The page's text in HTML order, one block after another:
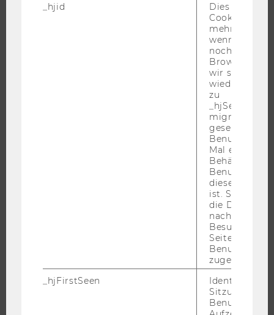
_hjid
Dies ist ein
Cookie, das
mehr setzen,
wenn ein
noch in
Browser hat,
wir seinen
zu
migrieren.
gesetzt,
Benutzer
Mal eine
Behält die
Benutzer-ID
diese Seite
ist. Stellt
die Daten von
Besuchen
Seite
Benutzer-ID
zugeordnet
_hjFirstSeen
Identifiziert
Sitzung eines
Benutzers.